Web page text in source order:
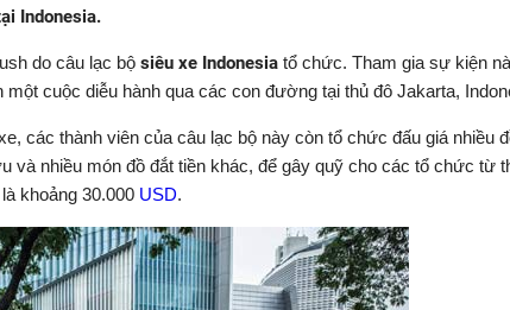
Indonesia.
do câu lạc bộ siêu xe Indonesia tổ chức. Tham gia sự kiện
cuộc diễu hành qua các con đường tại thủ đô Jakarta,
các thành viên của câu lạc bộ này còn tổ chức đấu giá nhiều
và nhiều món đồ đắt tiền khác, để gây quỹ cho các tổ chức từ
khoảng 30.000 USD.